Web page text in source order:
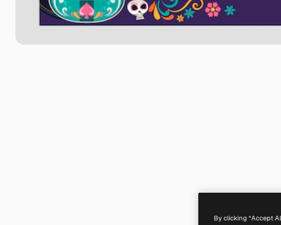
By clicking “Accept